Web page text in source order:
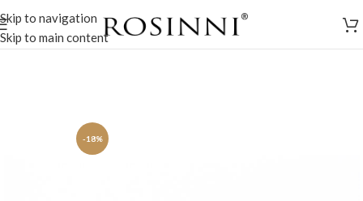
Skip to navigation
Skip to main content
-18%